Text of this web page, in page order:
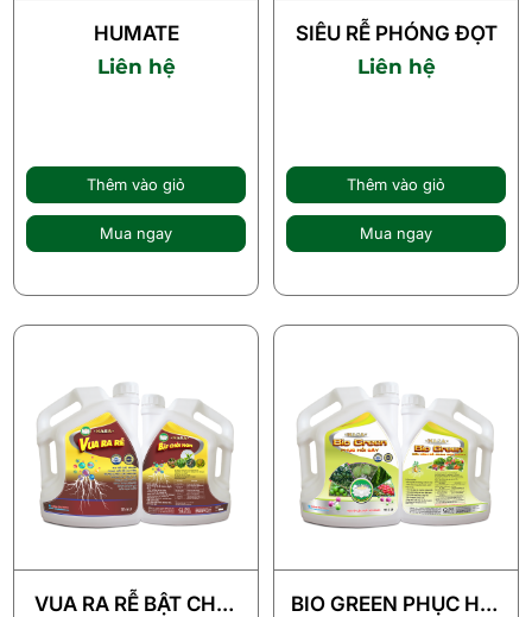
HUMATE
Liên hệ
Thêm vào giỏ
Mua ngay
SIÊU RỄ PHÓNG ĐỌT
Liên hệ
Thêm vào giỏ
Mua ngay
VUA RA RỄ BẬT CHỒI
BIO GREEN PHỤC HỒI